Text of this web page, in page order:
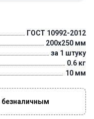
ГОСТ 10992-2012
200x250 мм
за 1 штуку
0.6 кг
10 мм